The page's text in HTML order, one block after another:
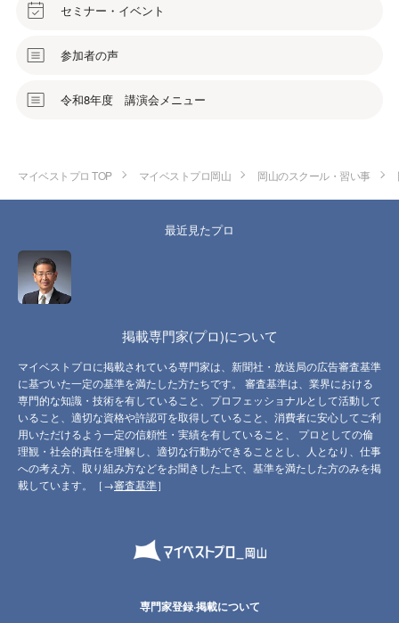
セミナー・イベント
参加者の声
令和8年度 講演会メニュー
マイベストプロ TOP マイベストプロ岡山 岡山のスクール・習い事
最近見たプロ
掲載専門家(プロ)について
マイベストプロに掲載されている専門家は、新聞社・放送局の広告審査基準
に基づいた一定の基準を満たした方たちです。 審査基準は、業界における
専門的な知識・技術を有していること、プロフェッショナルとして活動して
いること、適切な資格や許認可を取得していること、消費者に安心してご利
用いただけるよう一定の信頼性・実績を有していること、 プロとしての倫
理観・社会的責任を理解し、適切な行動ができることとし、人となり、仕事
への考え方、取り組み方などをお聞きした上で、基準を満たした方のみを掲
載しています。［→審査基準］
専門家登録·掲載について